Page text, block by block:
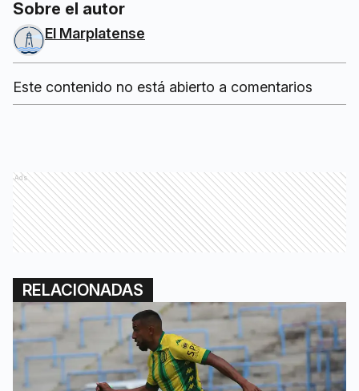
Sobre el autor
El Marplatense
Este contenido no está abierto a comentarios
Ads
RELACIONADAS